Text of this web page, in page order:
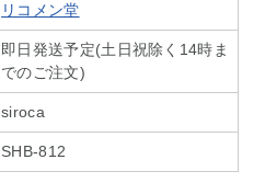
リコメン堂
即日発送予定(土日祝除く14時ま
でのご注文)
siroca
SHB-812